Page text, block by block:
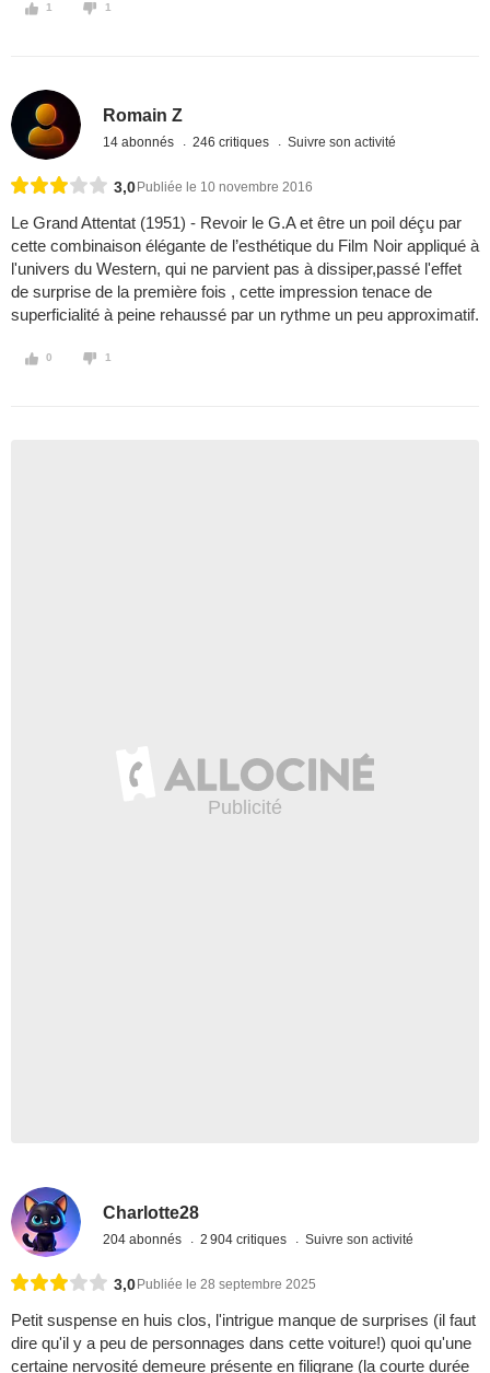
1 1
Romain Z
14 abonnés 246 critiques Suivre son activité
3,0 Publiée le 10 novembre 2016
Le Grand Attentat (1951) - Revoir le G.A et être un poil déçu par
cette combinaison élégante de l’esthétique du Film Noir appliqué à
l'univers du Western, qui ne parvient pas à dissiper,passé l'effet
de surprise de la première fois , cette impression tenace de
superficialité à peine rehaussé par un rythme un peu approximatif.
0 1
Charlotte28
204 abonnés 2 904 critiques Suivre son activité
3,0 Publiée le 28 septembre 2025
Petit suspense en huis clos, l'intrigue manque de surprises (il faut
dire qu'il y a peu de personnages dans cette voiture!) quoi qu'une
certaine nervosité demeure présente en filigrane (la courte durée